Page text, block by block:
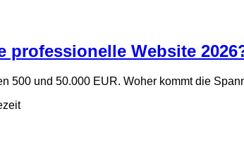
professionelle Website
500 und 50.000 EUR. Woher kommt die